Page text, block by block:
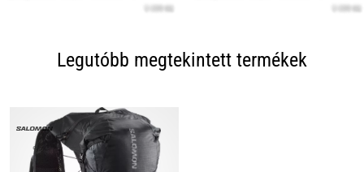
Legutóbb megtekintett termékek